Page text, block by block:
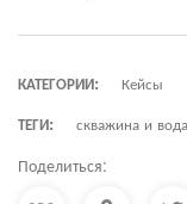
КАТЕГОРИИ:
Кейсы
ТЕГИ:
скважина и вода
Поделиться: